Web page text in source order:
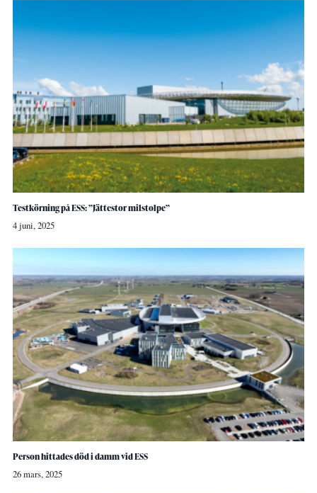
Testkörning på ESS: ”Jättestor milstolpe”
4 juni, 2025
Person hittades död i damm vid ESS
26 mars, 2025